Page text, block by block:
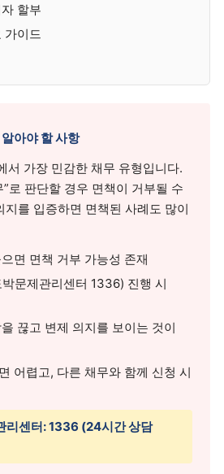
할부
가이드
아야 할 사항
서 가장 민감한 채무 유형입니다.
로 판단할 경우 면책이 거부될 수
지를 입증하면 면책된 사례도 많이
면 면책 거부 가능성 존재
문제관리센터 1336) 진행 시
끊고 변제 의지를 보이는 것이
어렵고, 다른 채무와 함께 신청 시
리센터: 1336 (24시간 상담